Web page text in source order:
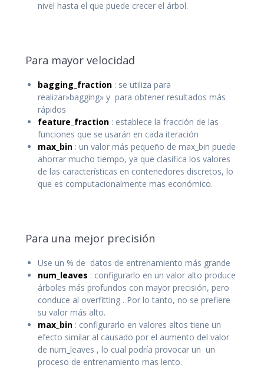
nivel hasta el que puede crecer el árbol.
Para mayor velocidad
bagging_fraction : se utiliza para
realizar»bagging» y para obtener resultados más
rápidos
feature_fraction : establece la fracción de las
funciones que se usarán en cada iteración
max_bin : un valor más pequeño de max_bin puede
ahorrar mucho tiempo, ya que clasifica los valores
de las características en contenedores discretos, lo
que es computacionalmente mas económico.
Para una mejor precisión
Use un % de datos de entrenamiento más grande
num_leaves : configurarlo en un valor alto produce
árboles más profundos con mayor precisión, pero
conduce al overfitting . Por lo tanto, no se prefiere
su valor más alto.
max_bin : configurarlo en valores altos tiene un
efecto similar al causado por el aumento del valor
de num_leaves , lo cual podría provocar un un
proceso de entrenamiento mas lento.